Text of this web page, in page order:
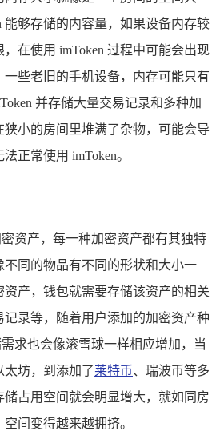
能够存储的内容量，如果设备内存较
在使用 imToken 过程中可能会出现
些老旧的手机设备，内存可能只有
并存储大量交易记录和多种加
小的房间里堆满了杂物，可能会导
正常使用 imToken。
资产，每一种加密资产都有其独特
同的物品有不同的形状和大小一
产，钱包就需要存储该资产的相关
录等，随着用户添加的加密资产种
求也会像滚雪球一样相应增加，当
坊，到添加了莱特币、瑞波币等多
占用空间就会明显增大，就如同房
间变得越来越拥挤。